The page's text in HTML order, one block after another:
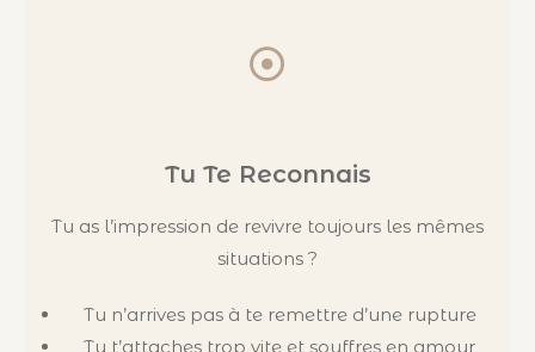
Tu Te Reconnais
Tu as l’impression de revivre toujours les mêmes
situations ?
Tu n’arrives pas à te remettre d’une rupture
Tu t’attaches trop vite et souffres en amour